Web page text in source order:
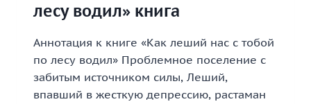
лесу водил» книга
Аннотация к книге «Как леший нас с тобой
по лесу водил» Проблемное поселение с
забитым источником силы, Леший,
впавший в жесткую депрессию, растаман